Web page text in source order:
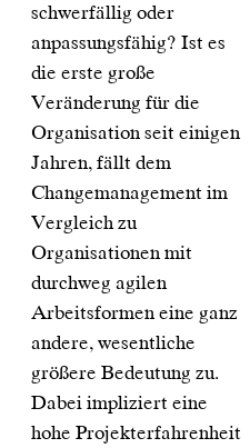
schwerfällig oder
anpassungsfähig? Ist es
die erste große
Veränderung für die
Organisation seit einigen
Jahren, fällt dem
Changemanagement im
Vergleich zu
Organisationen mit
durchweg agilen
Arbeitsformen eine ganz
andere, wesentliche
größere Bedeutung zu.
Dabei impliziert eine
hohe Projekterfahrenheit